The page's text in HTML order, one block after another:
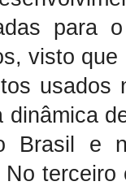
para
visto
Brasil e